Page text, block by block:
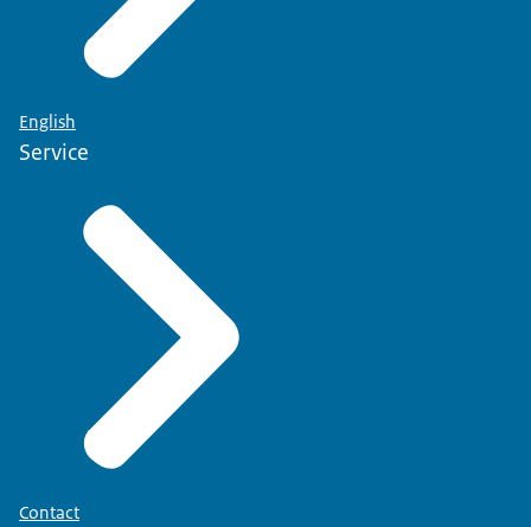
van
Let op: Een certificaat/bewijs van deelname is niet
voldoende; het certificaat moet aantonen dat u een
toets op alle onderdelen heeft afgelegd en behaald.
English
Service
Contact